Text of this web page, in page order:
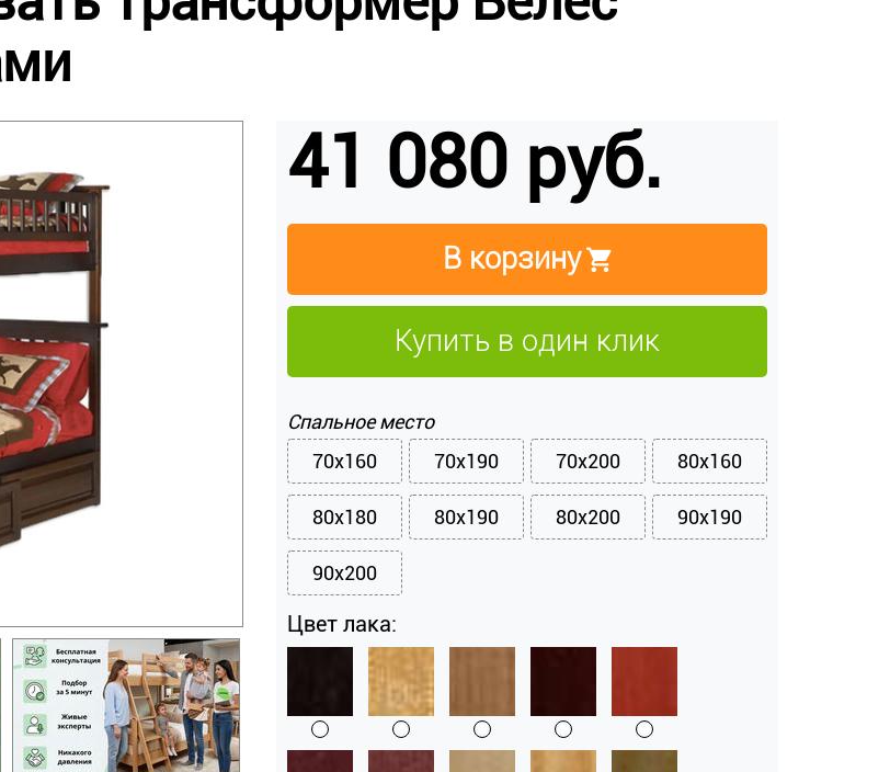
41 080 руб.
В корзину
Купить в один клик
Спальное место
70x160
70x190 70x200 80x160
80x180 80x190 80x200 90x190
90x200
Цвет лака: